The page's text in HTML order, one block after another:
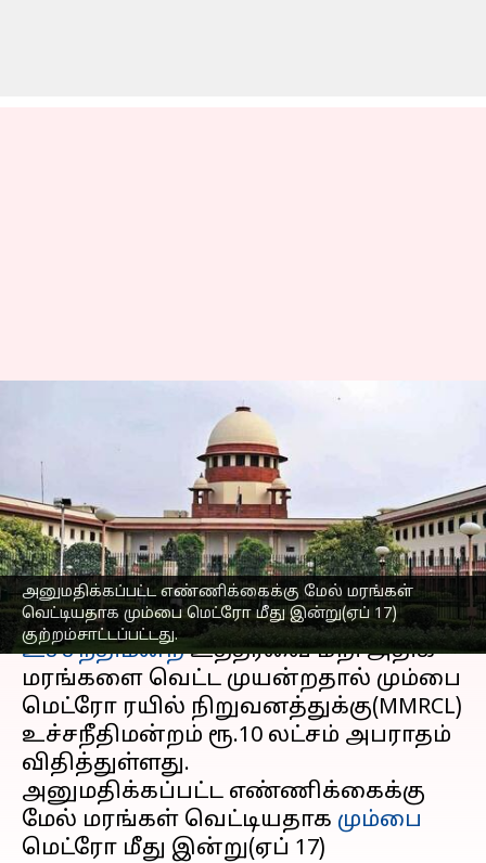
அனுமதிக்கப்பட்ட எண்ணிக்கைக்கு மேல் மரங்கள்
வெட்டியதாக மும்பை மெட்ரோ மீது இன்று(ஏப் 17)
குற்றம்சாட்டப்பட்டது.
அதிக மரங்களை வெட்ட
முற்பட்டதற்காக மும்பை
மெட்ரோவிற்கு அபராதம்:
உச்ச நீதிமன்றம்
எழுதியவர் Sindhuja SM Apr 17, 2023 04:27 pm
செய்தி முன்னோட்டம்
உச்சநீதிமன்றஉத்தரவை மீறி அதிக
மரங்களை வெட்ட முயன்றதால் மும்பை
மெட்ரோ ரயில் நிறுவனத்துக்கு(MMRCL)
உச்சநீதிமன்றம் ரூ.10 லட்சம் அபராதம்
விதித்துள்ளது.
அனுமதிக்கப்பட்ட எண்ணிக்கைக்கு
மேல் மரங்கள் வெட்டியதாக மும்பை
மெட்ரோ மீது இன்று(ஏப் 17)